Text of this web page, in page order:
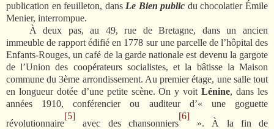
publication en feuilleton, dans Le Bien public du chocolatier Émile
Menier, interrompue.
À deux pas, au 49, rue de Bretagne, dans un ancien
immeuble de rapport édifié en 1778 sur une parcelle de l’hôpital des
Enfants-Rouges, un café de la garde nationale est devenu la gargote
de l’Union des coopérateurs socialistes, et la bâtisse la Maison
commune du 3ème arrondissement. Au premier étage, une salle tout
en longueur dotée d’une petite scène. On y voitLénine, dans les
années 1910, conférencier ou auditeur d’« une goguette
révolutionnaire
[5]
avec des chansonniers
[6]
». À la fin de